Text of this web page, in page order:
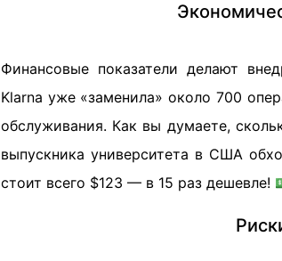
Финансовые показатели делают
Klarna уже «заменила» около 700
обслуживания. Как вы думаете,
выпускника университета в США
стоит всего $123 — в 15 раз дешевле!